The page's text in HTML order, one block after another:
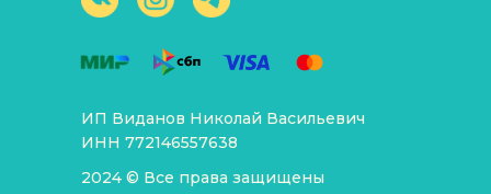
2024 © Все права защищены
ИП Виданов Николай Васильевич
ИНН 772146557638